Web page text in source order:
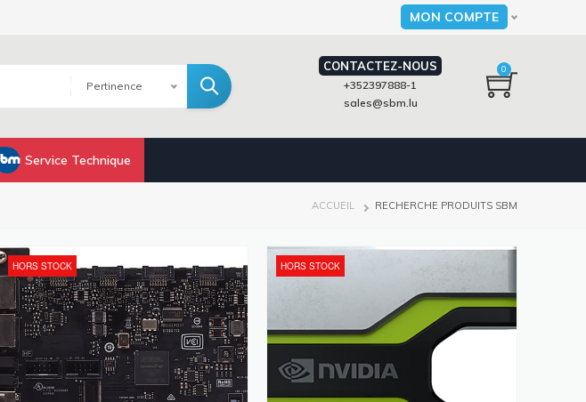
Select your language
MON COMPTE
Pertinence
CONTACTEZ-NOUS
+352397888-1
sales@sbm.lu
0
Service Technique
FIL
ACCUEIL RECHERCHE PRODUITS SBM
HORS STOCK HORS STOCK